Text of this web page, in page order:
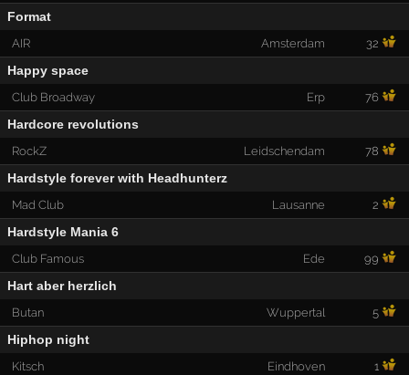
Format
AIR Amsterdam 32
Happy space
Club Broadway Erp 76
Hardcore revolutions
RockZ Leidschendam 78
Hardstyle forever with Headhunterz
Mad Club Lausanne 2
Hardstyle Mania 6
Club Famous Ede 99
Hart aber herzlich
Butan Wuppertal 5
Hiphop night
Kitsch Eindhoven 1